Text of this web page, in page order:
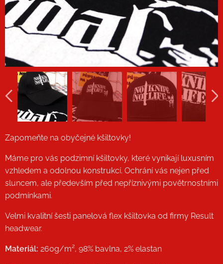
Zapomeňte na obyčejné kšiltovky!
Máme pro vás podzimní kšiltovky, které vynikají luxusním
vzhledem a odolnou konstrukcí. Ochrání vás nejen před
sluncem, ale především před nepříznivými povětrnostními
podmínkami.
Velmi kvalitní šesti panelová flex kšiltovka od firmy Result
headwear.
Materiál: 260g/m², 98% bavlna, 2% elastan